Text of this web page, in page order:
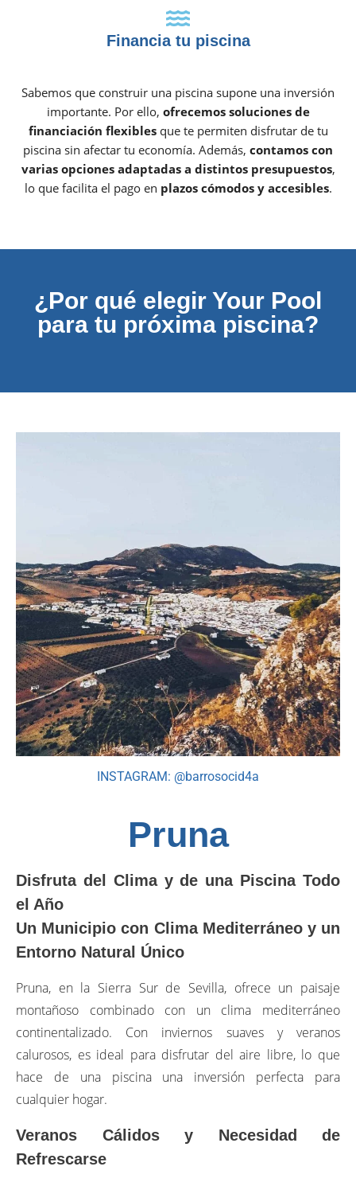
Financia tu piscina
Sabemos que construir una piscina supone una inversión
importante. Por ello, ofrecemos soluciones de
financiación flexiblesque te permiten disfrutar de tu
piscina sin afectar tu economía. Además, contamos con
varias opciones adaptadas a distintos presupuestos,
lo que facilita el pago en plazos cómodos y accesibles.
¿Por qué elegir Your Pool
para tu próxima piscina?
INSTAGRAM: @barrosocid4a
Pruna
Disfruta del Clima y de una Piscina Todo
el Año
Un Municipio con Clima Mediterráneo y un
Entorno Natural Único
Pruna, en la Sierra Sur de Sevilla, ofrece un paisaje
montañoso combinado con un clima mediterráneo
continentalizado. Con inviernos suaves y veranos
calurosos, es ideal para disfrutar del aire libre, lo que
hace de una piscina una inversión perfecta para
cualquier hogar.
Veranos Cálidos y Necesidad de
Refrescarse